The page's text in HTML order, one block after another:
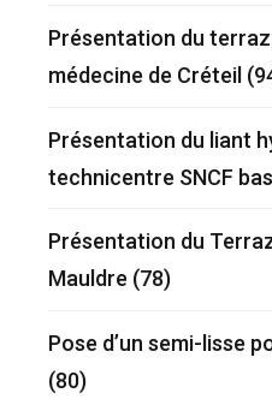
Présentation du
médecine de Créteil
Présentation du liant
technicentre SNCF
Présentation du
Mauldre (78)
Pose d’un semi-lisse
(80)